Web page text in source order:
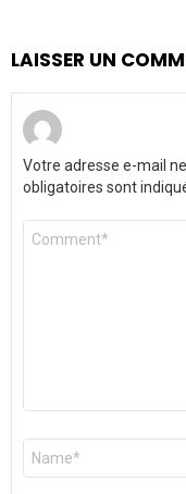
LAISSER UN
Votre adresse e-mail
obligatoires sont
Commentaire
Nom